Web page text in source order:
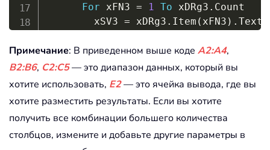
For xFN3 = 1 To xDRg3 . Count
        xSV3
= xDRg3 . Item ( xFN3 ) . Text
Set xRg = xRg .Offset(1,
Next
End
Sub
Примечание: В приведенном выше коде A2:A4,
B2:B6, C2:C5— это диапазон данных, который вы
хотите использовать, E2— это ячейка вывода, где вы
хотите разместить результаты. Если вы хотите
получить все комбинации большего количества
столбцов, измените и добавьте другие параметры в